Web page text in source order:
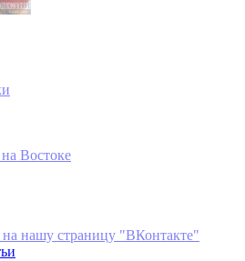
на Востоке
нашу страницу "ВКонтакте"